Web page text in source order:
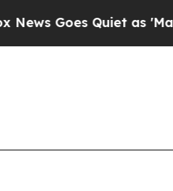
Quiet as 'Maga Media